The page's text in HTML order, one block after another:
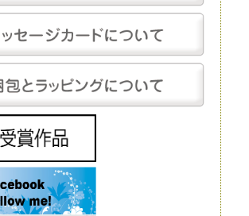
と比較するとなると「切り花」になるでしょう。生花の
の生命感です。
ということもあり、一生懸命手をかけても、多くの場
命を迎えてしまうことは生花の宿命ではありますが、
とデメリットだといえるでしょう。 生花は豪華なディ
れることもありますが、お花の種類によってはとても
ながら長期間飾ることはできません。
お花をモチーフにして作られる人工的なお花です。人工
材料に生花を使うのに対し、造花は化学繊維やワイヤー
、まったく性質が異なります。
ワーアレンジメントにもよく利用されており、高いクオ
は、値段も高い代わりに驚くほど繊細です。それでも、
ついては、やはりほかの花と比較するものではありませ
手をかけなくても美しさを保ってくれるということ